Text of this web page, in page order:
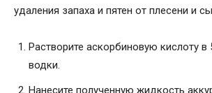
удаления запаха и пятен от плесени и
Растворите аскорбиновую кислоту в
водки.
Нанесите полученную жидкость